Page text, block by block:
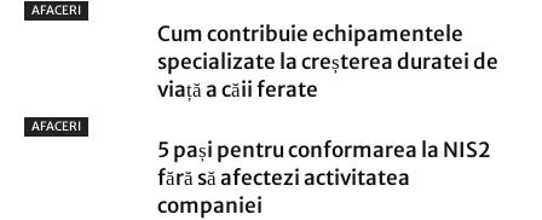
AFACERI
Cum contribuie echipamentele
specializate la creșterea duratei de
viață a căii ferate
AFACERI
5 pași pentru conformarea la NIS2
fără să afectezi activitatea
companiei